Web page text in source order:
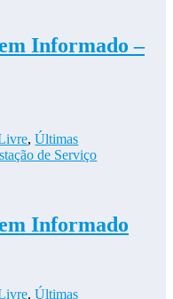
Informado –
,Últimas
de Serviço
Informado
,Últimas